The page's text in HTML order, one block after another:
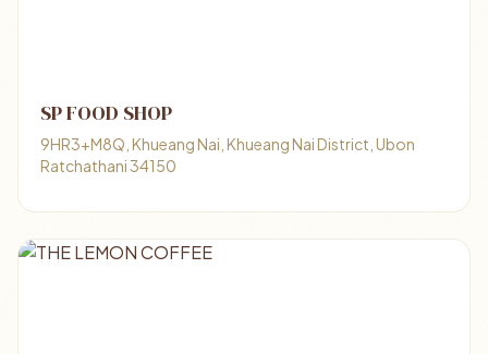
SP FOOD SHOP
9HR3+M8Q, Khueang Nai, Khueang Nai District, Ubon
Ratchathani 34150